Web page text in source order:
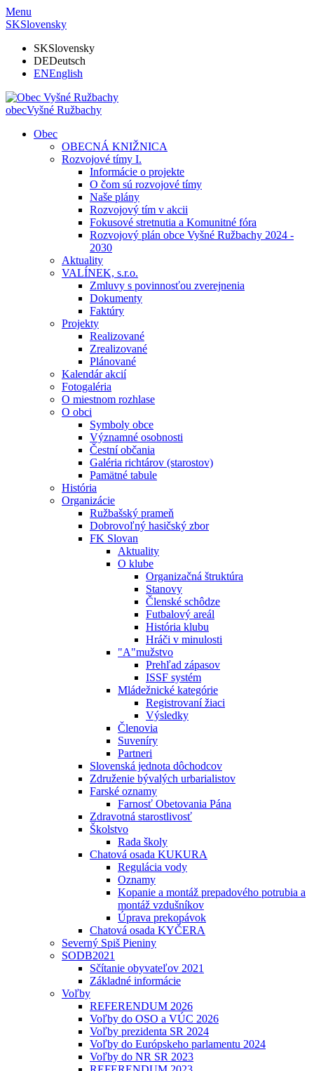
Menu
SKSlovensky
SKSlovensky
DEDeutsch
ENEnglish
obecVyšné Ružbachy
Obec
OBECNÁ KNIŽNICA
Rozvojové tímy I.
Informácie o projekte
O čom sú rozvojové tímy
Naše plány
Rozvojový tím v akcii
Fokusové stretnutia a Komunitné fóra
Rozvojový plán obce Vyšné Ružbachy 2024 -
2030
Aktuality
VALÍNEK, s.r.o.
Zmluvy s povinnosťou zverejnenia
Dokumenty
Faktúry
Projekty
Realizované
Zrealizované
Plánované
Kalendár akcií
Fotogaléria
O miestnom rozhlase
O obci
Symboly obce
Významné osobnosti
Čestní občania
Galéria richtárov (starostov)
Pamätné tabule
História
Organizácie
Ružbašský prameň
Dobrovoľný hasičský zbor
FK Slovan
Aktuality
O klube
Organizačná štruktúra
Stanovy
Členské schôdze
Futbalový areál
História klubu
Hráči v minulosti
"A"mužstvo
Prehľad zápasov
ISSF systém
Mládežnické kategórie
Registrovaní žiaci
Výsledky
Členovia
Suveníry
Partneri
Slovenská jednota dôchodcov
Združenie bývalých urbarialistov
Farské oznamy
Farnosť Obetovania Pána
Zdravotná starostlivosť
Školstvo
Rada školy
Chatová osada KUKURA
Regulácia vody
Oznamy
Kopanie a montáž prepadového potrubia a
montáž vzdušníkov
Úprava prekopávok
Chatová osada KYČERA
Severný Spiš Pieniny
SODB2021
Sčítanie obyvateľov 2021
Základné informácie
Voľby
REFERENDUM 2026
Voľby do OSO a VÚC 2026
Voľby prezidenta SR 2024
Voľby do Európskeho parlamentu 2024
Voľby do NR SR 2023